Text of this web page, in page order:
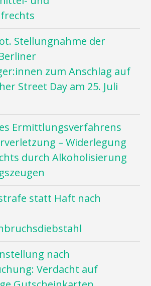
Stellungnahme der
zum Anschlag auf
Street Day am 25. Juli
Ermittlungsverfahrens
– Widerlegung
durch Alkoholisierung
statt Haft nach
nach
Verdacht auf